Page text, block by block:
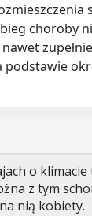
choroby
podstawie
o
z tym
nią kobiety.